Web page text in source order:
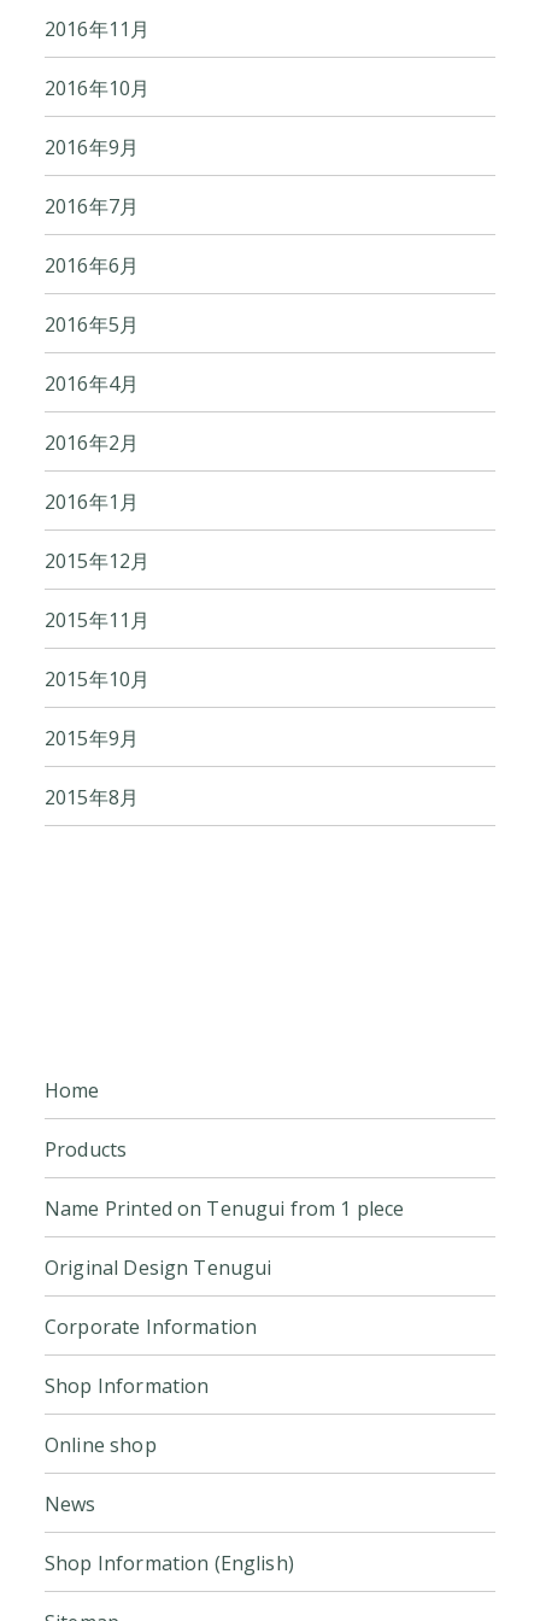
2016年11月
2016年10月
2016年9月
2016年7月
2016年6月
2016年5月
2016年4月
2016年2月
2016年1月
2015年12月
2015年11月
2015年10月
2015年9月
2015年8月
Home
Products
Name Printed on Tenugui from 1 plece
Original Design Tenugui
Corporate Information
Shop Information
Online shop
News
Shop Information (English)